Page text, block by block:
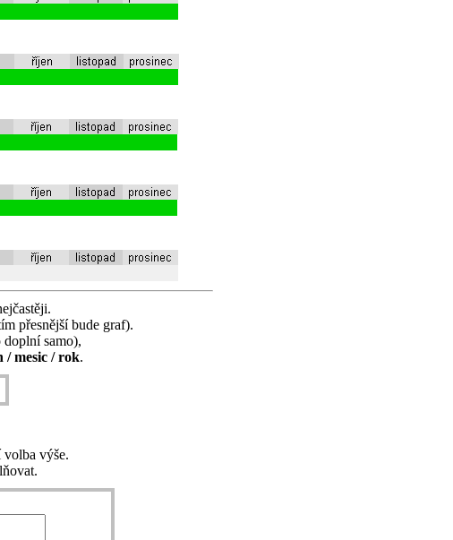
přesnější bude graf).
samo),
/ mesic / rok.
výše.